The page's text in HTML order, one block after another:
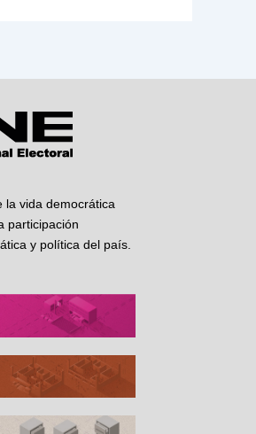
la vida democrática
participación
y política del país.